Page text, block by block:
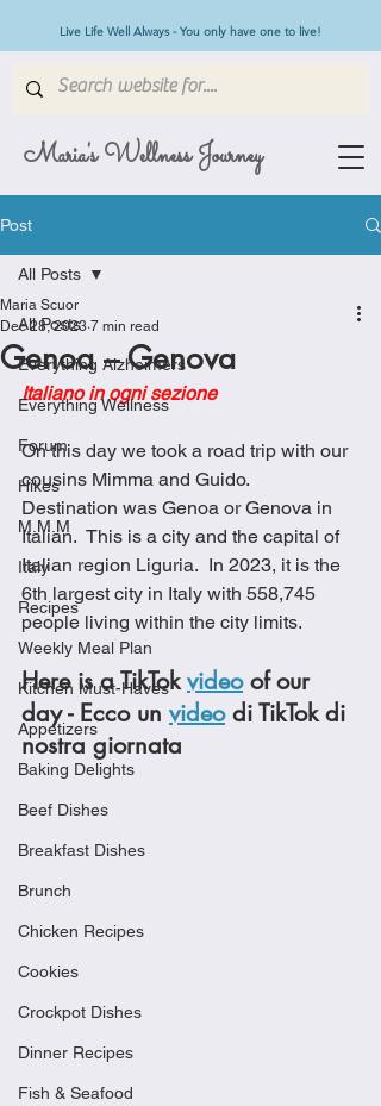
Maria's Wellness Journey
Live Life Well Always - You only have one to live!
Post
All Posts
Everything Alzheimers
Everything Wellness
Forum
Hikes
M.M.M
Italy
Recipes
Weekly Meal Plan
Kitchen Must-Haves
Appetizers
Baking Delights
Beef Dishes
Breakfast Dishes
Brunch
Chicken Recipes
Cookies
Crockpot Dishes
Dinner Recipes
Fish & Seafood
All Posts
Genoa – Genova
Maria Scuor
Dec 28, 2023 7 min read
Italiano in ogni sezione
On this day we took a road trip with our
cousins Mimma and Guido.
Destination was Genoa or Genova in
Italian.  This is a city and the capital of
Italian region Liguria.  In 2023, it is the
6th largest city in Italy with 558,745
people living within the city limits.
Here is a TikTok video of our
day - Ecco un video di TikTok di
nostra giornata